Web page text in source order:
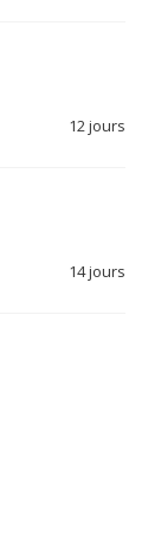
12 jours
14 jours